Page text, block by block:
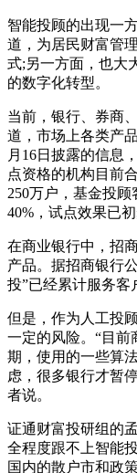
智能投顾的出现一
道，为居民财富管
式;另一方面，也大
的数字化转型。
当前，银行、券商
道，市场上各类产
月16日披露的信息
点资格的机构目前
250万户，基金投
40%，试点效果已初
在商业银行中，招
产品。据招商银行
投”已经累计服务客
但是，作为人工投
一定的风险。“目前
期，使用的一些算
虑，很多银行才暂
者说。
证通财富投研组的
全程度跟不上智能
国内的散户市和政策